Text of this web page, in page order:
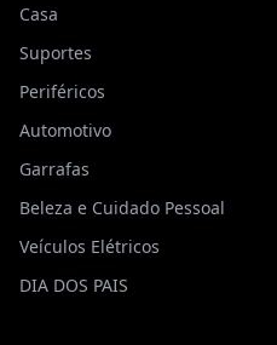
Casa
Suportes
Periféricos
Automotivo
Garrafas
Beleza e Cuidado Pessoal
Veículos Elétricos
DIA DOS PAIS
Dúvidas
Olá! Como posso